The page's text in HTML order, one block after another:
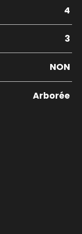
4
3
NON
Arborée